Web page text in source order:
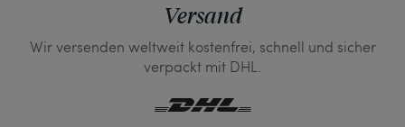
Versand
Wir versenden weltweit kostenfrei, schnell und sicher
verpackt mit DHL.